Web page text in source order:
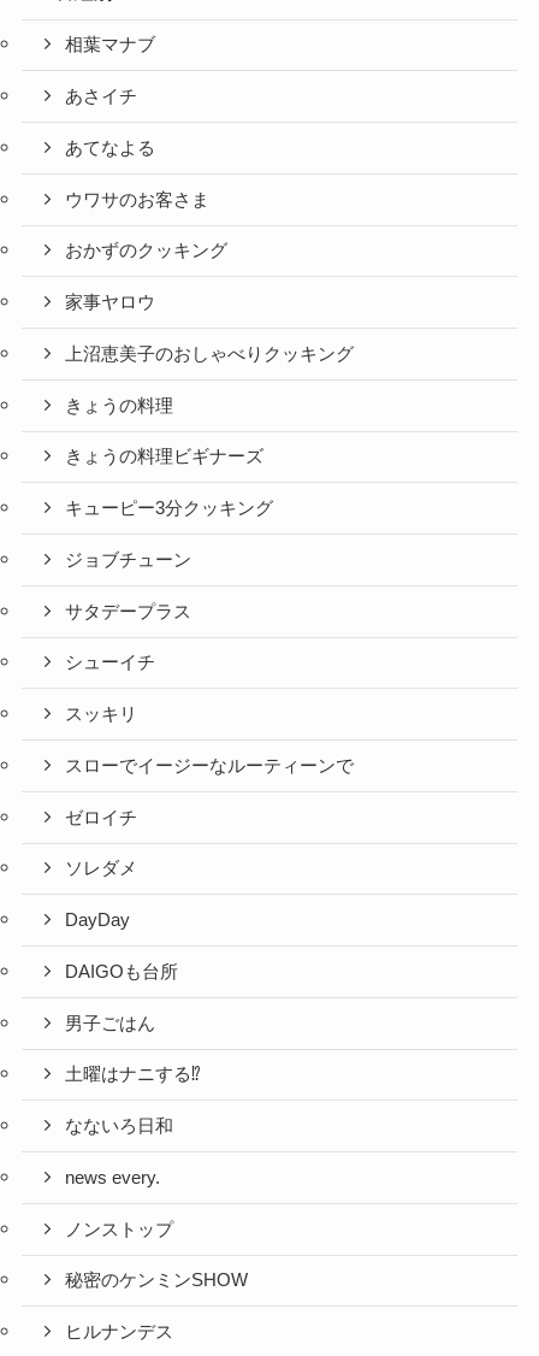
相葉マナブ
あさイチ
あてなよる
ウワサのお客さま
おかずのクッキング
家事ヤロウ
上沼恵美子のおしゃべりクッキング
きょうの料理
きょうの料理ビギナーズ
キューピー3分クッキング
ジョブチューン
サタデープラス
シューイチ
スッキリ
スローでイージーなルーティーンで
ゼロイチ
ソレダメ
DayDay
DAIGOも台所
男子ごはん
土曜はナニする⁉
なないろ日和
news every.
ノンストップ
秘密のケンミンSHOW
ヒルナンデス